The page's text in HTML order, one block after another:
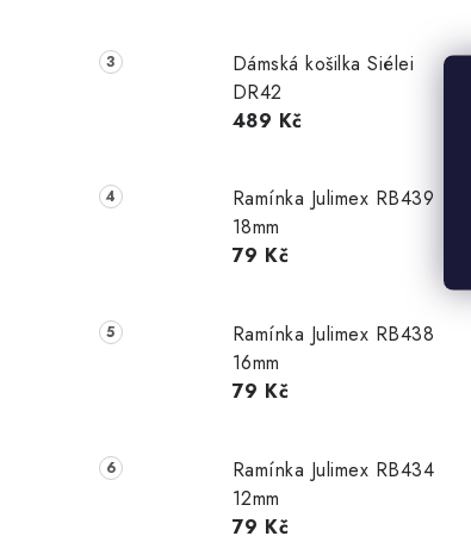
Dámská košilka Siélei
DR42
489 Kč
Ramínka Julimex RB439
18mm
79 Kč
Ramínka Julimex RB438
16mm
79 Kč
Ramínka Julimex RB434
12mm
79 Kč